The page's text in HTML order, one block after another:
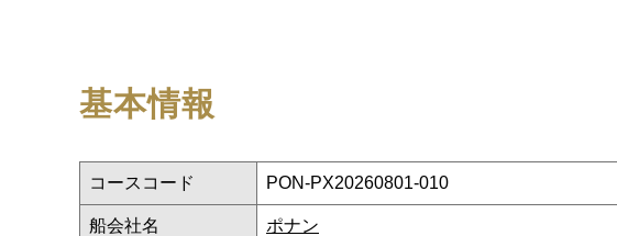
基本情報
コースコード PON-PX20260801-010
船会社名 ポナン